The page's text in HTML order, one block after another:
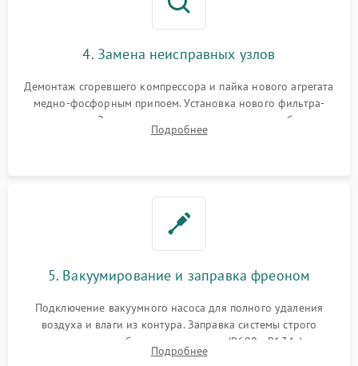
4. Замена неисправных узлов
Демонтаж сгоревшего компрессора и пайка нового агрегата
медно-фосфорным припоем. Установка нового фильтра-
осушителя. Замена изношенных вентиляторов обдува,
сломанных заслонок или поврежденных дверных петель.
Подробнее
5. Вакуумирование и заправка фреоном
Подключение вакуумного насоса для полного удаления
воздуха и влаги из контура. Заправка системы строго
дозированным объемом хладагента (R600a, R134a) по
электронным весам. Контроль рабочего давления в системе.
Подробнее